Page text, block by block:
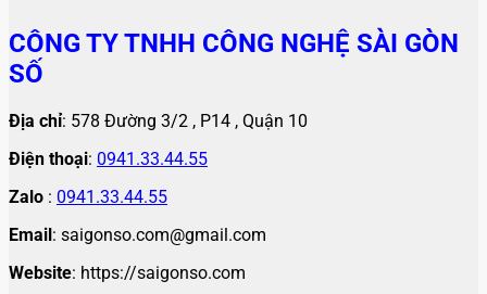
CÔNG TY TNHH CÔNG NGHỆ SÀI GÒN
SỐ
Địa chỉ: 578 Đường 3/2 , P14 , Quận 10
Điện thoại: 0941.33.44.55
Zalo : 0941.33.44.55
Email: saigonso.com@gmail.com
Website: https://saigonso.com